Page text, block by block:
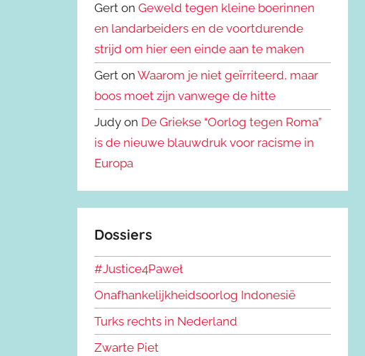
Gert onGeweld tegen kleine boerinnen
en landarbeiders en de voortdurende
strijd om hier een einde aan te maken
Gert onWaarom je niet geïrriteerd, maar
boos moet zijn vanwege de hitte
Judy on De Griekse “Oorlog tegen Roma”
is de nieuwe blauwdruk voor racisme in
Europa
Dossiers
#Justice4Paweł
Onafhankelijkheidsoorlog Indonesië
Turks rechts in Nederland
Zwarte Piet